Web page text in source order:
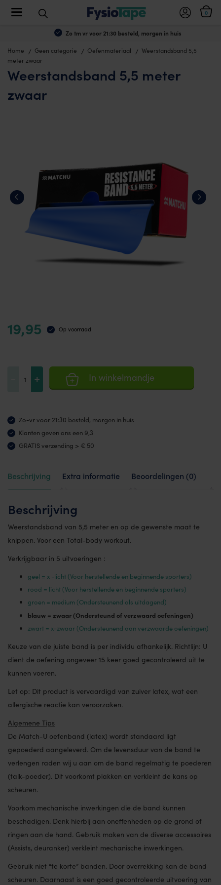
Zo tm vr voor 21:30 besteld, morgen in huis
0
Toggle navigation
Home Geen categorie Oefenmateriaal
Weerstandsband 5,5
meter zwaar
Weerstandsband 5,5 meter
zwaar
19,95 Op voorraad
aantal
+ In winkelmandje
Zo-vr voor 21:30 besteld, morgen in huis
Klanten geven ons een 9,3
GRATIS verzending > € 50
Beschrijving Extra informatie Beoordelingen (0)
Beschrijving
Weerstandsband van 5,5 meter en op de gewenste maat te
knippen. Voor een Total-body workout.
Verkrijgbaar in 5 uitvoeringen :
geel = x -licht (Voor herstellende en beginnende sporters)
rood = licht (Voor herstellende en beginnende sporters)
groen = medium (Ondersteunend als uitdagend)
blauw = zwaar (Ondersteund of verzwaard oefeningen)
zwart = x-zwaar (Ondersteunend aan verzwaarde oefeningen)
Keuze van de juiste band is per individu afhankelijk. Richtlijn: U
dient de oefening ongeveer 15 keer goed gecontroleerd uit te
kunnen voeren.
Let op: Dit product is vervaardigd van zuiver latex, wat een
allergische reactie kan veroorzaken.
Algemene Tips
De Match-U oefenband (latex) wordt standaard ligt
gepoederd aangeleverd. Om de levensduur van de band te
verlengen raden wij u aan om de band regelmatig te poederen
(talk-poeder). Dit voorkomt plakken en verkleint de kans op
scheuren.
Voorkom mechanische inwerkingen die de band kunnen
beschadigen. Denk hierbij aan oneffenheden op de grond of
ringen aan de hand. Gebruik maken van de diverse accessoires
(Assists, deuranker) verkleint mechanische inwerkingen.
Gebruik niet “te korte” banden. Door overrekking kan de band
scheuren. Daarnaast is een goed gecontroleerde uitvoering van